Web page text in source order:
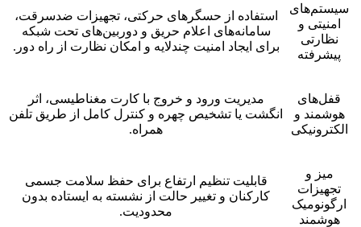
سیستم‌های
امنیتی و
نظارتی
پیشرفته
استفاده از حسگرهای حرکتی، تجهیزات ضدسرقت،
سامانه‌های اعلام حریق و دوربین‌های تحت شبکه
برای ایجاد امنیت چندلایه و امکان نظارت از راه دور.
قفل‌های
هوشمند و
الکترونیکی
مدیریت ورود و خروج با کارت مغناطیسی، اثر
انگشت یا تشخیص چهره و کنترل کامل از طریق تلفن
همراه.
میز و
تجهیزات
ارگونومیک
هوشمند
قابلیت تنظیم ارتفاع برای حفظ سلامت جسمی
کارکنان و تغییر حالت از نشسته به ایستاده بدون
محدودیت.